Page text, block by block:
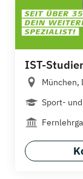
IST-
München,
Sport-